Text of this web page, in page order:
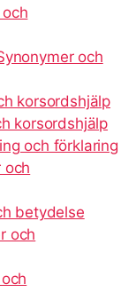
och
korsordshjälp
korsordshjälp
och förklaring
och
betydelse
och